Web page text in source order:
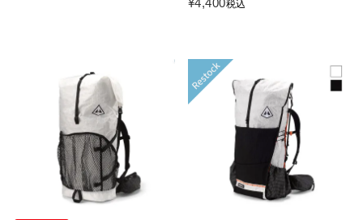
税込